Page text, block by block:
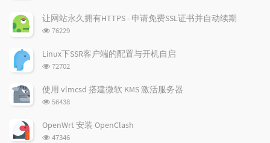
次
数:
让网站永久拥有HTTPS - 申请免费SSL证书并自动续期
浏
次
76229
Linux下SSR客户端的配置与开机自启
浏
次
数:
72702
使用 vlmcsd 搭建微软 KMS 激活服务器
浏
次
56438
OpenWrt 安装 OpenClash
浏
47346